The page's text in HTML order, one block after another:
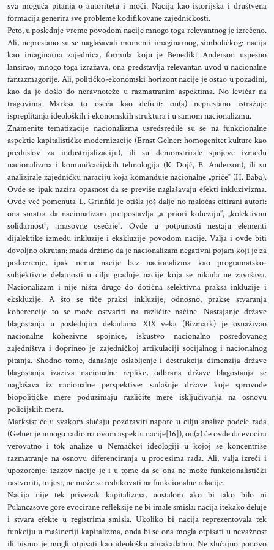
sva moguća pitanja o autoritetu i moći. Nacija kao istorijska i društvena
formacija generira sve probleme kodifikovane zajedničkosti.
Peto, u poslednje vreme povodom nacije mnogo toga relevantnog je izrečeno.
Ali, neprestano su se naglašavali momenti imaginarnog, simboličkog: nacija
kao imaginarna zajednica, formula koju je Benedikt Anderson uspešno
lansirao, mnogo toga izražava, ona predstavlja relevantan uvod u nacionalne
fantazmagorije. Ali, političko-ekonomski horizont nacije je ostao u pozadini,
kao da je došlo do neravnoteže u razmatranim aspektima. No levičar na
tragovima Marksa to oseća kao deficit: on(a) neprestano istražuje
ispreplitanja ideoloških i ekonomskih struktura i u samom nacionalizmu.
Znamenite tematizacije nacionalizma usredsredile su se na funkcionalne
aspektie kapitalističke modernizacije (Ernst Gelner: homogenitet kulture kao
preduslov za industrijalizaciju), ili su demonstrirale spojeve između
nacionalizma i komunikacijskih tehnologija (K. Dojč, B. Anderson), ili su
analizirale zajedničku naraciju koja komanduje nacionalne „priče“ (H. Baba).
Ovde se ipak nazira opasnost da se previše naglašavaju efekti inkluzivizma.
Ovde već pomenuta L. Grinfild je otišla još dalje no maločas citirani autori:
ona smatra da nacionalizam pretpostavlja „a priori koheziju”, „kolektivnu
solidarnost”, „masovne osećaje”. Ovde u potpunosti nestaju elementi
dijalektike između inkluzije i ekskluzije povodom nacije. Valja i ovde biti
dovoljno okrutan: mada držimo da je nacionalizam negativni pojam koji je za
podozrenje, ipak nema nacije bez nacionalizma kao programatsko-
subjektivne delatnosti u cilju gradnje nacije koja se nikada ne završava.
Nacionalizam i nije ništa drugo do dotična selektivna praksa inkluzije i
ekskluzije. A što se tiče praksi inkluzije, odnosno, prakse stvaranja
koherencije to se može ostvariti na različite načine. Nastajanje države
blagostanja u poslednjim dekadama XIX veka (Bizmark) je osnaživao
nacionalne kohezivne spojnice, iskustvo nacionalno posredovanog
zajedništva i doprineo je zajedničkoj artikulaciji socijalnog i nacionalnog
pitanja. Shodno tome, današnje oslabljenje i destrukcija dimenzija države
blagostanja izaziva nacionalne replike, odbrana države blagostanja se
naglašava iz nacionalne perspektive: sadašnje države koje sprovode
biopolitičke mere poduzimaju različite mere isključivanja na osnovu
policijskih mera.
Marksist će u svakom slučaju pozdraviti napore u cilju analize podele rada
(Gelner je mnogo radio na ovom aspektu nacije[16]), on(a) će ovde da evocira
verovatno i tok analize u Nemačkoj ideologiji u kojoj se koncentriše
razmatranje na osnovu diferenciranja u procesima rada. Ali, valja izreći i
upozorenje: izazov nacije je i u tome da se ona ne može funkcionalistički
rastvoriti, to jest, ne može se redukovati na funkcionalne relacije.
Nacija nije tek privezak kapitalizma, uostalom ako bi tako bilo ni
Pulancasove gore evocirane refleksije ne bi imale smisla: nacija itekako deluje
i stvara efekte u registrima smisla. Ukoliko bi nacija reprezentovala tek
funkciju u mašineriji kapitalizma, onda bi se ona mogla otpisati u nevažnost
ili bismo je mogli otpisati kao ideološku abrakadabru. Ne slučajno ponovo